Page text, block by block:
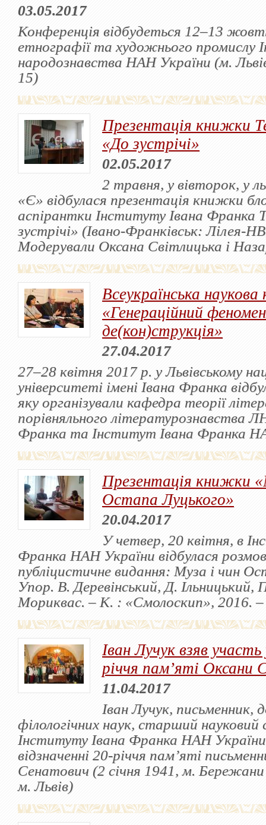
03.05.2017
Конференція відбудеться 12–13
етнографії та художнього промислу
народознавства НАН України (м.
15)
Презентація книжки
«До зустрічі»
02.05.2017
2 травня, у вівторок, у
«Є» відбулася презентація книжки
аспірантки Інституту Івана Франка
зустрічі» (Івано-Франківськ: Лілея-
Модерували Оксана Світлицька і
Всеукраїнська наукова
«Генераційний
де(кон)струкція»
27.04.2017
27‒28 квітня 2017 р. у Львівському
університеті імені Івана Франка
яку організували кафедра теорії
порівняльного літературознавства
Франка та Інститут Івана Франка
Презентація книжки
Остапа Луцького»
20.04.2017
У четвер, 20 квітня, в
Франка НАН України відбулася
публіцистичне видання: Муза і чин
Упор. В. Деревінський, Д.
Мориквас. ‒ К. : «Смолоскип», 2016. ‒
Іван Лучук взяв участь
річчя пам’яті Оксани
11.04.2017
Іван Лучук, письменник,
філологічних наук, старший науковий
Інституту Івана Франка НАН
відзначенні 20-річчя пам’яті
Сенатович (2 січня 1941, м.
м. Львів)